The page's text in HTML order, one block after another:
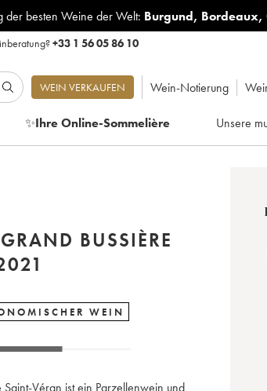
der besten Weine der Welt: Burgund, Bordeaux,
+33 1 56 05 86 10
WEIN VERKAUFEN Wein-Notierung
✨Ihre Online-Sommelière Unsere
BUSSIÈRE
MERLIN 2021
WEIN
Véran ist ein Parzellenwein und